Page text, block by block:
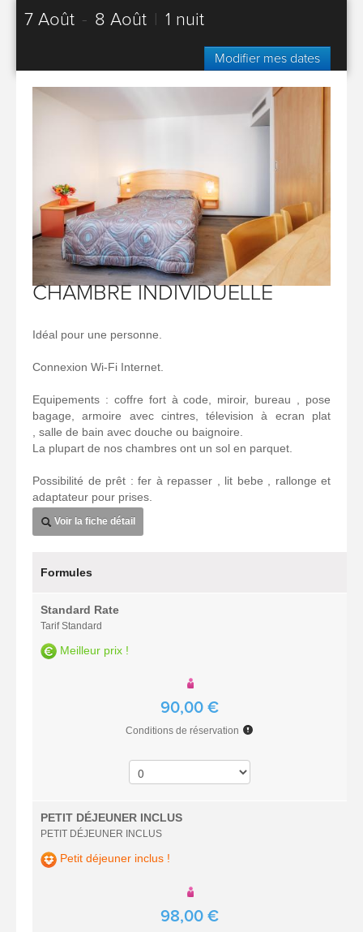
7 Août - 8 Août 1 nuit
Modifier mes dates
CHAMBRE INDIVIDUELLE
Idéal pour une personne.
Connexion Wi-Fi Internet.
Equipements : coffre fort à code, miroir, bureau , pose
bagage, armoire avec cintres, télevision à ecran plat
, salle de bain avec douche ou baignoire.
La plupart de nos chambres ont un sol en parquet.
Possibilité de prêt : fer à repasser , lit bebe , rallonge et
adaptateur pour prises.
Voir la fiche détail
Formules
Standard Rate
Tarif Standard
Meilleur prix !
90,00 €
Conditions de réservation
PETIT DÉJEUNER INCLUS
PETIT DÉJEUNER INCLUS
Petit déjeuner inclus !
98,00 €